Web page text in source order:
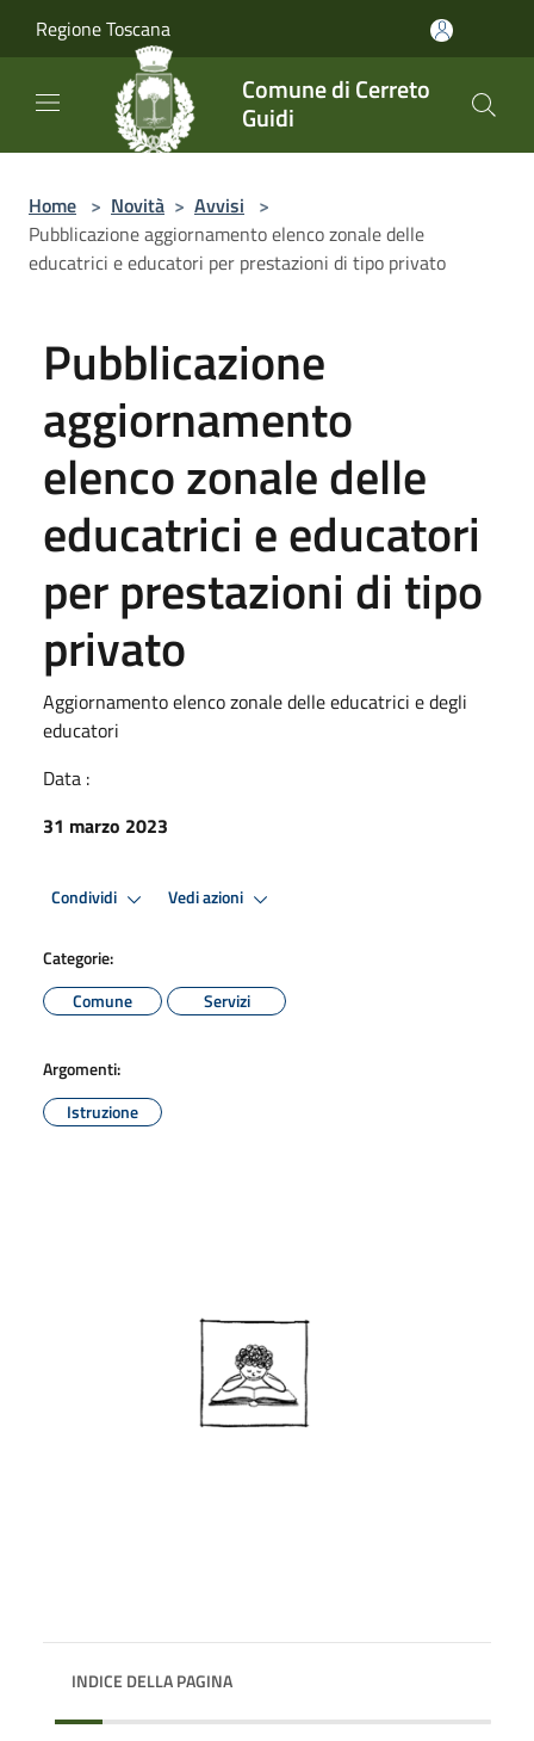
Regione Toscana
Comune di Cerreto
Guidi
Home > Novità > Avvisi >
Pubblicazione aggiornamento elenco zonale delle
educatrici e educatori per prestazioni di tipo privato
Pubblicazione
aggiornamento
elenco zonale delle
educatrici e educatori
per prestazioni di tipo
privato
Aggiornamento elenco zonale delle educatrici e degli
educatori
Data :
31 marzo 2023
Condividi Vedi azioni
Categorie:
Comune
Servizi
Argomenti:
Istruzione
INDICE DELLA PAGINA